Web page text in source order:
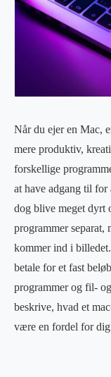
Når du ejer en Mac,
mere produktiv,
forskellige
at have adgang til
dog blive meget dyrt
programmer separat,
kommer ind i
betale for et fast
programmer og fil-
beskrive, hvad et
være en fordel for